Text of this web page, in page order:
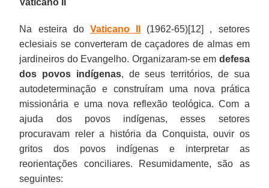
Na esteira do Vaticano II
(1962-65)[12] , setores
eclesiais se converteram de caçadores de almas em
jardineiros do Evangelho. Organizaram-se em defesa
dos povos indígenas, de seus territórios, de sua
autodeterminação e construíram uma nova prática
missionária e uma nova reflexão teológica. Com a
ajuda dos povos indígenas, esses setores
procuravam reler a história da Conquista, ouvir os
gritos dos povos indígenas e interpretar as
reorientações conciliares. Resumidamente, são as
seguintes: